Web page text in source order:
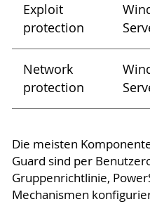
Exploit
protection
Network
protection
Die meisten
Guard sind per
Gruppenrichtlinie,
Mechanismen